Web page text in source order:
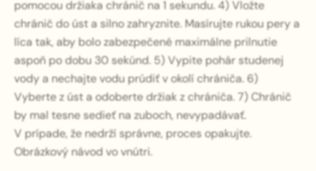
pomocou držiaka chránič na 1 sekundu. 4) Vložte
chránič do úst a silno zahryznite. Masírujte rukou pery a
líca tak, aby bolo zabezpečené maximálne prilnutie
aspoň po dobu 30 sekúnd. 5) Vypite pohár studenej
vody a nechajte vodu prúdiť v okolí chrániča. 6)
Vyberte z úst a odoberte držiak z chrániča. 7) Chránič
by mal tesne sedieť na zuboch, nevypadávať.
V prípade, že nedrží správne, proces opakujte.
Obrázkový návod vo vnútri.